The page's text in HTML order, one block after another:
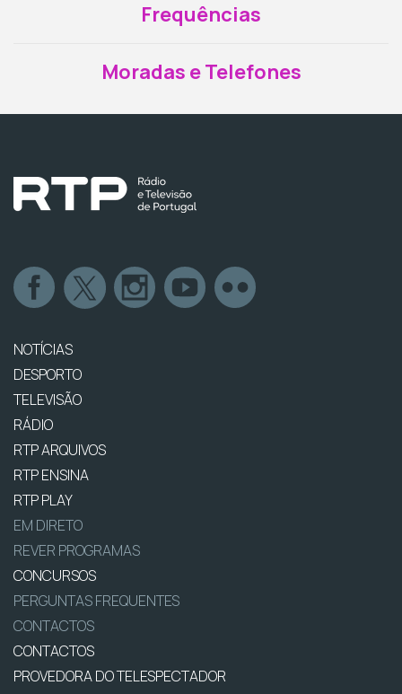
Frequências
Moradas e Telefones
NOTÍCIAS
DESPORTO
TELEVISÃO
RÁDIO
RTP ARQUIVOS
RTP ENSINA
RTP PLAY
EM DIRETO
REVER PROGRAMAS
CONCURSOS
PERGUNTAS FREQUENTES
CONTACTOS
CONTACTOS
PROVEDORA DO TELESPECTADOR